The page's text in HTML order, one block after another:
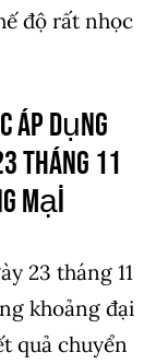
độ rất nhọc
áp dụng
tháng 11
mại
23 tháng 11
khoảng đại
quả chuyển